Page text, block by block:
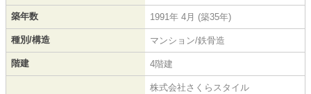
築年数 1991年 4月 (築35年)
種別/構造 マンション/鉄骨造
階建 4階建
株式会社さくらスタイル